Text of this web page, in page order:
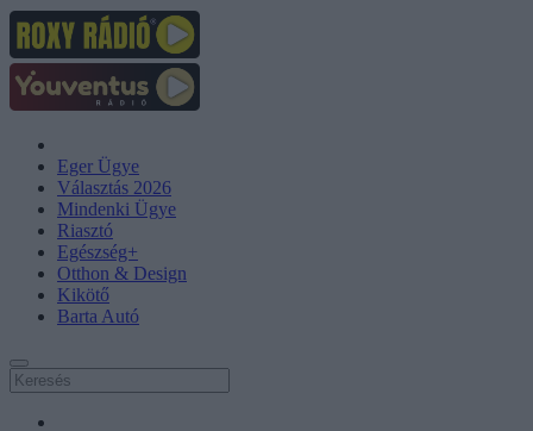
Eger Ügye
Választás 2026
Mindenki Ügye
Riasztó
Egészség+
Otthon & Design
Kikötő
Barta Autó